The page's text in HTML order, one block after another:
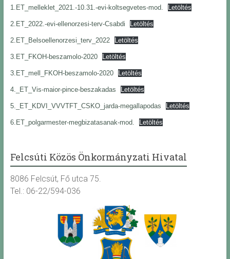
1.ET_melleklet_2021.-10.31.-evi-koltsegvetes-mod. Letöltés
2.ET_2022.-evi-ellenorzesi-terv-Csabdi Letöltés
2.ET_Belsoellenorzesi_terv_2022 Letöltés
3.ET_FKOH-beszamolo-2020 Letöltés
3.ET_mell_FKOH-beszamolo-2020 Letöltés
4._ET_Vis-maior-pince-beszakadas Letöltés
5._ET_KDVI_VVVTFT_CSKO_jarda-megallapodas Letöltés
6.ET_polgarmester-megbizatasanak-mod. Letöltés
Felcsúti Közös Önkormányzati Hivatal
8086 Felcsút, Fő utca 75.
Tel.: 06-22/594-036